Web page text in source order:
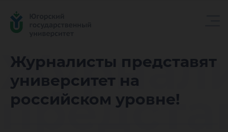
Журналисты представят
университет на
российском уровне!